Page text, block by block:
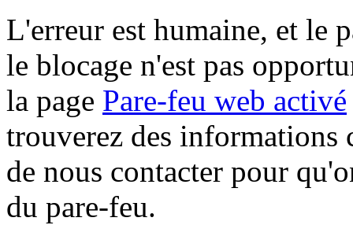
L'erreur est humaine, et le
le blocage n'est pas
la page Pare-feu web activé
trouverez des informations
de nous contacter pour
du pare-feu.